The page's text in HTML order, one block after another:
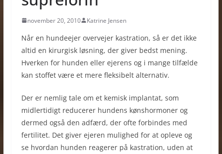
november 20, 2010 Katrine Jensen
Når en hundeejer overvejer kastration, så er det ikke
altid en kirurgisk løsning, der giver bedst mening.
Hverken for hunden eller ejerens og i mange tilfælde
kan stoffet være et mere fleksibelt alternativ.
Der er nemlig tale om et kemisk implantat, som
midlertidigt reducerer hundens kønshormoner og
dermed også den adfærd, der ofte forbindes med
fertilitet. Det giver ejeren mulighed for at opleve og
se hvordan hunden reagerer på kastration, uden at